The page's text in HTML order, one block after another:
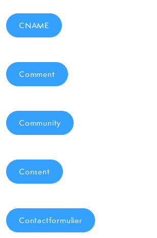
CNAME
Comment
Community
Consent
Contactformulier